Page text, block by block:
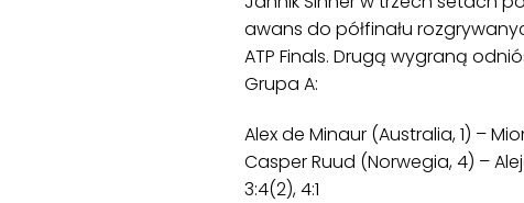
awans do półfinału
ATP Finals. Drugą wygraną
Grupa A:
Alex de Minaur (Australia, 1) –
Casper Ruud (Norwegia, 4) –
3:4(2), 4:1